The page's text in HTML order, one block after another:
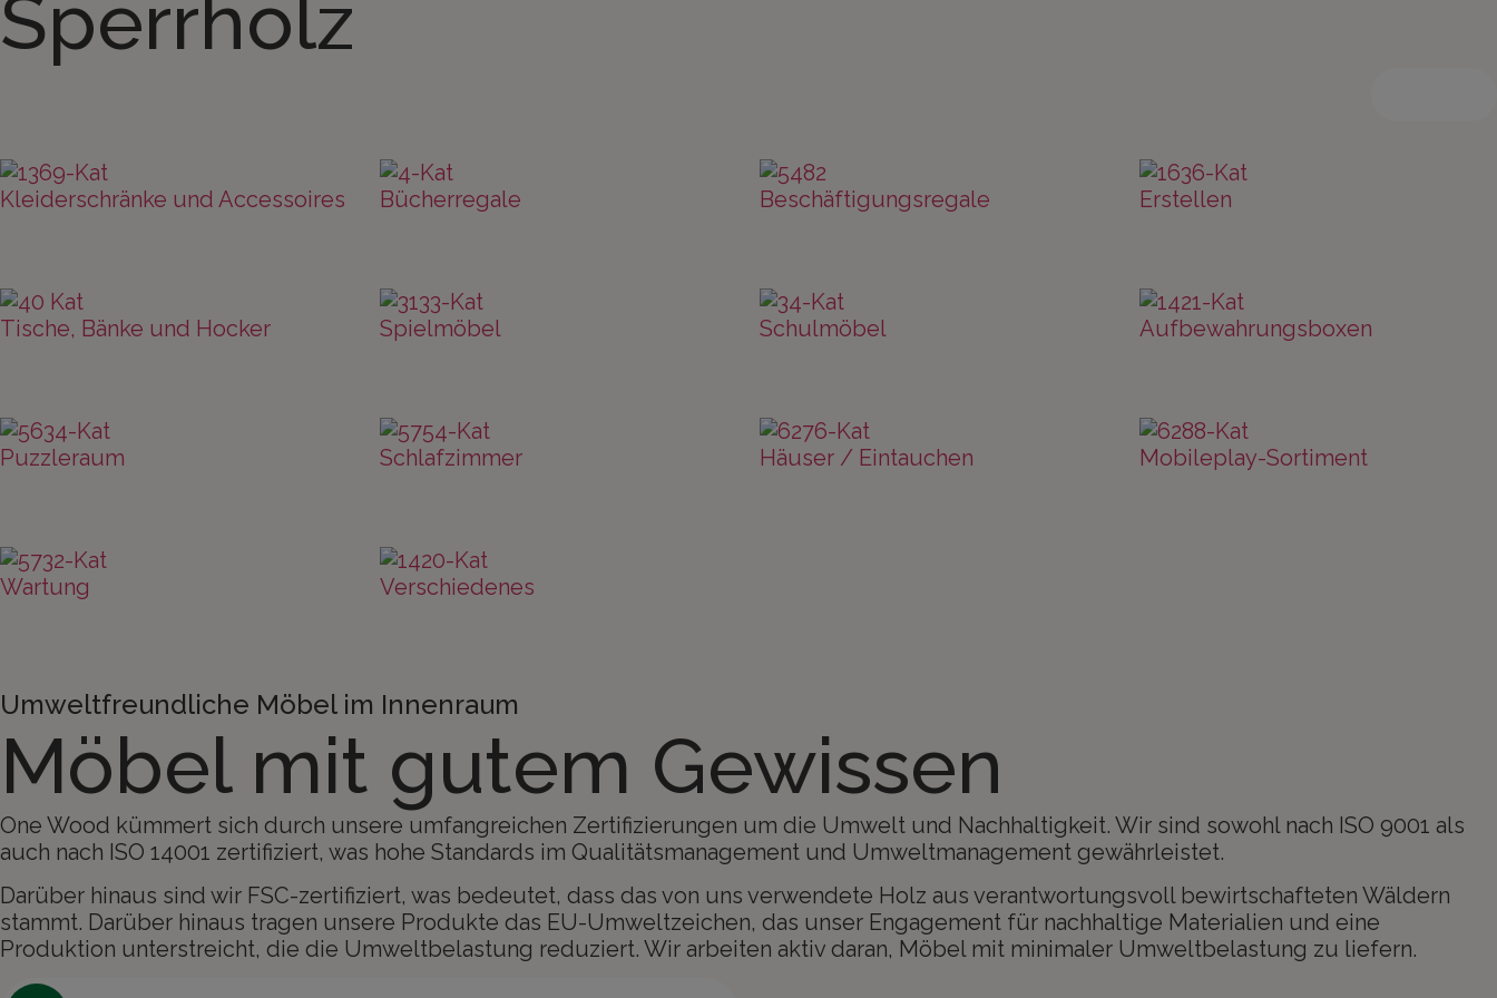
Sperrholz
Kleiderschränke und Accessoires Bücherregale Beschäftigungsregale Erstellen
Tische, Bänke und Hocker Spielmöbel Schulmöbel Aufbewahrungsboxen
Puzzleraum Schlafzimmer Häuser / Eintauchen Mobileplay-Sortiment
Wartung Verschiedenes
Umweltfreundliche Möbel im Innenraum
Möbel mit gutem Gewissen
One Wood kümmert sich durch unsere umfangreichen Zertifizierungen um die Umwelt und Nachhaltigkeit. Wir sind sowohl nach ISO 9001 als
auch nach ISO 14001 zertifiziert, was hohe Standards im Qualitätsmanagement und Umweltmanagement gewährleistet.
Darüber hinaus sind wir FSC-zertifiziert, was bedeutet, dass das von uns verwendete Holz aus verantwortungsvoll bewirtschafteten Wäldern
stammt. Darüber hinaus tragen unsere Produkte das EU-Umweltzeichen, das unser Engagement für nachhaltige Materialien und eine
Produktion unterstreicht, die die Umweltbelastung reduziert. Wir arbeiten aktiv daran, Möbel mit minimaler Umweltbelastung zu liefern.